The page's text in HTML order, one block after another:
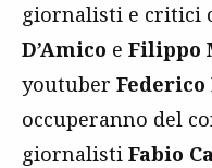
giornalisti e critici
D’Amico e Filippo
youtuber
occuperanno del
giornalisti Fabio